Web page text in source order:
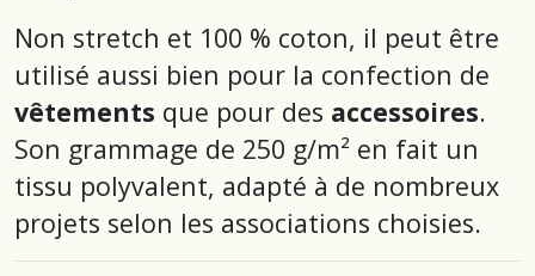
Non stretch et 100 % coton, il peut être
utilisé aussi bien pour la confection de
vêtements que pour des accessoires.
Son grammage de 250 g/m² en fait un
tissu polyvalent, adapté à de nombreux
projets selon les associations choisies.